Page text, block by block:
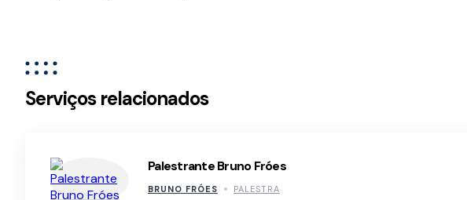
Serviços relacionados
Palestrante Bruno Fróes
BRUNO FRÓES PALESTRA